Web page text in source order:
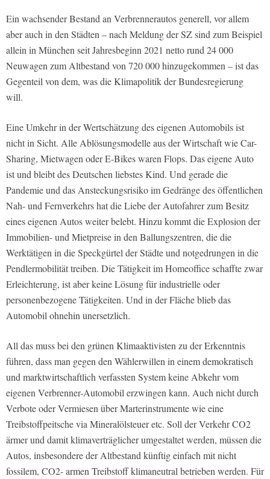
Ein wachsender Bestand an Verbrennerautos generell, vor allem
aber auch in den Städten – nach Meldung der SZ sind zum Beispiel
allein in München seit Jahresbeginn 2021 netto rund 24 000
Neuwagen zum Altbestand von 720 000 hinzugekommen – ist das
Gegenteil von dem, was die Klimapolitik der Bundesregierung
will.
Eine Umkehr in der Wertschätzung des eigenen Automobils ist
nicht in Sicht. Alle Ablösungsmodelle aus der Wirtschaft wie Car-
Sharing, Mietwagen oder E-Bikes waren Flops. Das eigene Auto
ist und bleibt des Deutschen liebstes Kind. Und gerade die
Pandemie und das Ansteckungsrisiko im Gedränge des öffentlichen
Nah- und Fernverkehrs hat die Liebe der Autofahrer zum Besitz
eines eigenen Autos weiter belebt. Hinzu kommt die Explosion der
Immobilien- und Mietpreise in den Ballungszentren, die die
Werktätigen in die Speckgürtel der Städte und notgedrungen in die
Pendlermobilität treiben. Die Tätigkeit im Homeoffice schaffte zwar
Erleichterung, ist aber keine Lösung für industrielle oder
personenbezogene Tätigkeiten. Und in der Fläche blieb das
Automobil ohnehin unersetzlich.
All das muss bei den grünen Klimaaktivisten zu der Erkenntnis
führen, dass man gegen den Wählerwillen in einem demokratisch
und marktwirtschaftlich verfassten System keine Abkehr vom
eigenen Verbrenner-Automobil erzwingen kann. Auch nicht durch
Verbote oder Vermiesen über Marterinstrumente wie eine
Treibstoffpeitsche via Mineralölsteuer etc. Soll der Verkehr CO2
ärmer und damit klimaverträglicher umgestaltet werden, müssen die
Autos, insbesondere der Altbestand künftig einfach mit nicht
fossilem, CO2- armen Treibstoff klimaneutral betrieben werden. Für